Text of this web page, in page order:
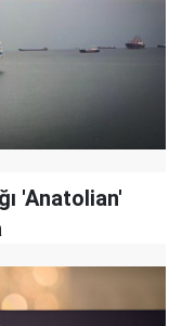
'Anatolian'